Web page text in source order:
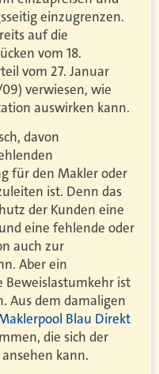
einzugrenzen.
auf die
vom 18.
vom 27. Januar
09) verwiesen, wie
auswirken kann.
davon
für den Makler oder
ist. Denn das
der Kunden eine
eine fehlende oder
auch zur
Aber ein
Beweislastumkehr ist
Aus dem damaligen
Blau Direkt
die sich der
kann.